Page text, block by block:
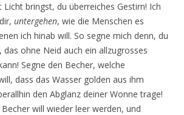
Licht bringst, du überreiches Gestirn! Ich
untergehen, wie die Menschen es
ich hinab will. So segne mich denn, du
das ohne Neid auch ein allzugrosses
Segne den Becher, welche
dass das Wasser golden aus ihm
den Abglanz deiner Wonne trage!
will wieder leer werden, und